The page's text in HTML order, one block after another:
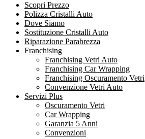
Scopri Prezzo
Polizza Cristalli Auto
Dove Siamo
Sostituzione Cristalli Auto
Riparazione Parabrezza
Franchising
Franchising Vetri Auto
Franchising Car Wrapping
Franchising Oscuramento Vetri
Convenzione Vetri Auto
Servizi Plus
Oscuramento Vetri
Car Wrapping
Garanzia 5 Anni
Convenzioni